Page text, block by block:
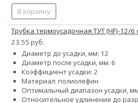
В корзину
Трубка термоусадочная ТУТ (HF)-12/6
23.55 руб.
Диаметр до усадки, мм: 12
Диаметр после усадки, мм: 6
Коэффициент усадки: 2
Материал: полиолефин
Оптимальный диапазон усадки,
Относительное удлинение до